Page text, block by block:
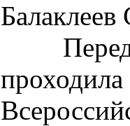
Перед